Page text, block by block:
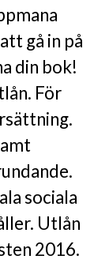
gå in på
din bok!
För
sociala
Utlån
2016.